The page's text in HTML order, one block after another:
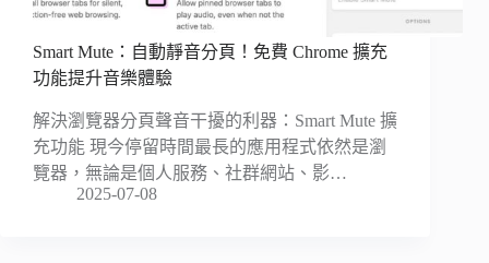
Smart Mute：自動靜音分頁！免費 Chrome 擴充
功能提升音樂體驗
解決瀏覽器分頁聲音干擾的利器：Smart Mute 擴
充功能 現今停留時間最長的應用程式依然是瀏
覽器，無論是個人服務、社群網站、影…
2025-07-08